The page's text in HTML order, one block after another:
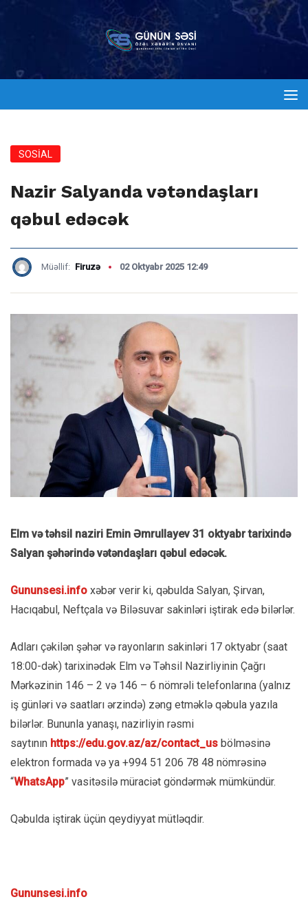
SOSİAL
Nazir Salyanda vətəndaşları
qəbul edəcək
Müəllif: Firuzə 02 Oktyabr 2025 12:49
Elm və təhsil naziri Emin Əmrullayev 31 oktyabr tarixində
Salyan şəhərində vətəndaşları qəbul edəcək.
Gununsesi.info xəbər verir ki, qəbulda Salyan, Şirvan,
Hacıqabul, Neftçala və Biləsuvar sakinləri iştirak edə bilərlər.
Adları çəkilən şəhər və rayonların sakinləri 17 oktyabr (saat
18:00-dək) tarixinədək Elm və Təhsil Nazirliyinin Çağrı
Mərkəzinin 146 – 2 və 146 – 6 nömrəli telefonlarına (yalnız
iş günləri və saatları ərzində) zəng etməklə qəbula yazıla
bilərlər. Bununla yanaşı, nazirliyin rəsmi
saytının https://edu.gov.az/az/contact_us bölməsinə
elektron formada və ya +994 51 206 78 48 nömrəsinə
“WhatsApp” vasitəsilə müraciət göndərmək mümkündür.
Qəbulda iştirak üçün qeydiyyat mütləqdir.
Gununsesi.info